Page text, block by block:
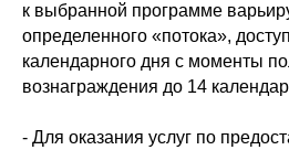
к выбранной программе
определенного «потока»,
календарного дня с моменты
вознаграждения до 14
- Для оказания услуг по